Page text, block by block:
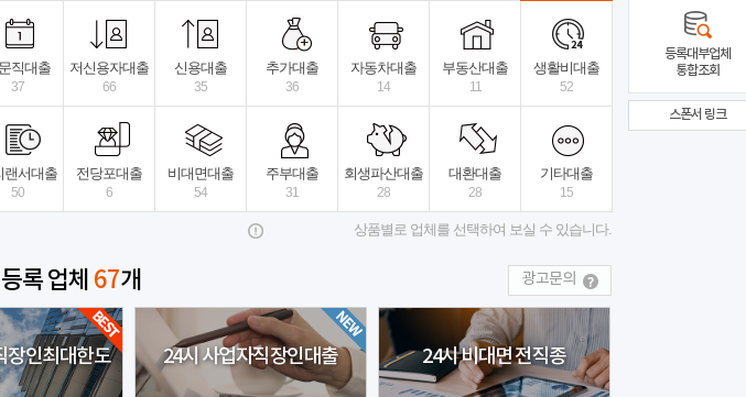
월변대출
상세보기
비대면 당일대출수수료X 선이자 X
전국 모범트러스트대부 상세보기
최대 60개월 최대 5000
전국
직대출
37
저신용자대출
66
신용대출
35
추가대출
36
자동차대출
14
부동산대출
11
생활비대출
52
랜서대출
50
전당포대출
6
비대면대출
54
주부대출
31
회생파산대출
28
대환대출
28
기타대출
15
상품별로 업체를 선택하여 보실 수 있습니다.
등록대부업체
통합조회
스폰서 링크
록 업체 67개 광고문의
장인최대한도 24시 사업자직장인대출 24시 비대면 전직종